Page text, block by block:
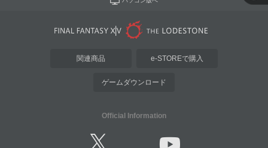
関連商品 e-STOREで購入
ゲームダウンロード
Official Information